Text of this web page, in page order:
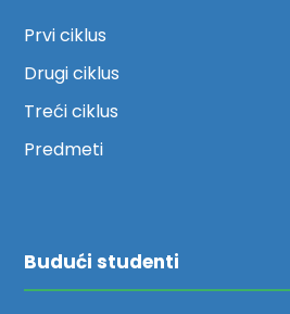
Prvi ciklus
Drugi ciklus
Treći ciklus
Predmeti
Budući studenti